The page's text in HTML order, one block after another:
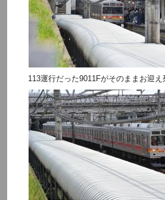
113運行だった9011Fがそのままお迎え